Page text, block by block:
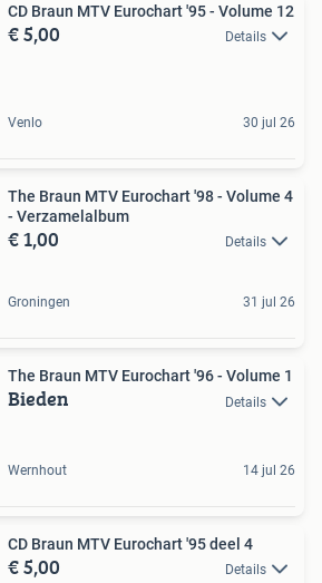
CD Braun MTV Eurochart '95 - Volume 12
€ 5,00 Details
Venlo 30 jul 26
The Braun MTV Eurochart '98 - Volume 4
- Verzamelalbum
€ 1,00 Details
Groningen 31 jul 26
The Braun MTV Eurochart '96 - Volume 1
Bieden Details
Wernhout 14 jul 26
CD Braun MTV Eurochart '95 deel 4
€ 5,00 Details